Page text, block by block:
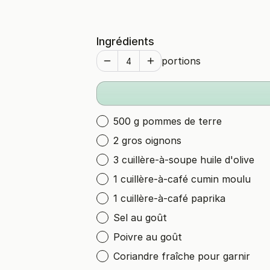
Ingrédients
portions
500 g pommes de terre
2 gros oignons
3 cuillère-à-soupe huile d'olive
1 cuillère-à-café cumin moulu
1 cuillère-à-café paprika
Sel au goût
Poivre au goût
Coriandre fraîche pour garnir